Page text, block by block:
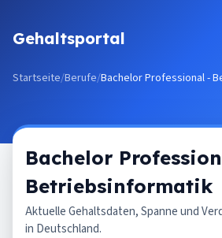
Gehaltsportal
Startseite/Berufe/Bachelor Professional -
Bachelor
Betriebsinformatik
Aktuelle Gehaltsdaten, Spanne und
in Deutschland.